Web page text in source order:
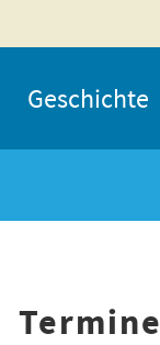
Geschichte
Termine